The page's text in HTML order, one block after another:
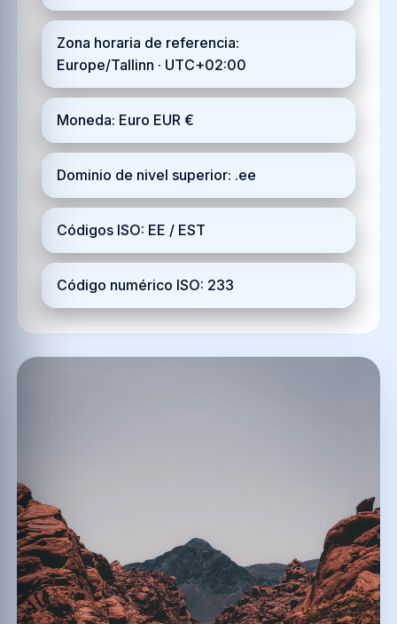
Zona horaria de referencia:
Europe/Tallinn · UTC+02:00
Moneda: Euro EUR €
Dominio de nivel superior: .ee
Códigos ISO: EE / EST
Código numérico ISO: 233